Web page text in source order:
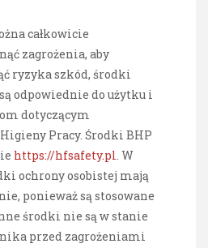
całkowicie
zagrożenia, aby
ryzyka szkód, środki
odpowiednie do użytku i
dotyczącym
Pracy. Środki BHP
https://hfsafety.pl. W
ochrony osobistej mają
ponieważ są stosowane
środki nie są w stanie
przed zagrożeniami